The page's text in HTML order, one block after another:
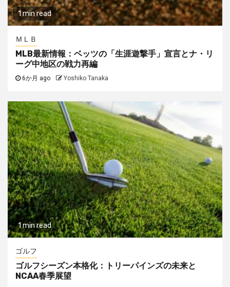
1 min read
ＭＬＢ
MLB最新情報：ベッツの「生涯遊撃手」宣言とナ・リ
ーグ中地区の戦力再編
6か月 ago Yoshiko Tanaka
1 min read
ゴルフ
ゴルフシーズン本格化：トリーパインズの未来と
NCAA春季展望